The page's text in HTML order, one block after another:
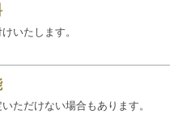
いたします。
ただけない場合もあります。